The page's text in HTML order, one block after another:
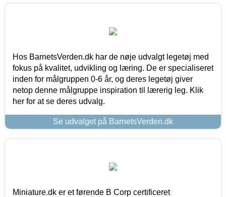
Hos BarnetsVerden.dk har de nøje udvalgt legetøj med
fokus på kvalitet, udvikling og læring. De er specialiseret
inden for målgruppen 0-6 år, og deres legetøj giver
netop denne målgruppe inspiration til lærerig leg. Klik
her for at se deres udvalg.
Se udvalget på BarnetsVerden.dk
Miniature.dk er et førende B Corp certificeret